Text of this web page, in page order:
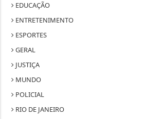
EDUCAÇÃO
ENTRETENIMENTO
ESPORTES
GERAL
JUSTIÇA
MUNDO
POLICIAL
RIO DE JANEIRO